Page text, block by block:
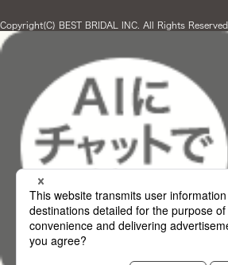
Copyright(C) BEST BRIDAL INC. All Rights Reserved.